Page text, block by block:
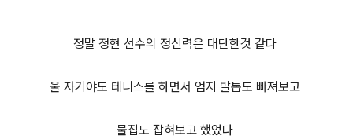
정말 정현 선수의 정신력은 대단한것 같다
울 자기야도 테니스를 하면서 엄지 발톱도 빠져보고
물집도 잡혀보고 했었다